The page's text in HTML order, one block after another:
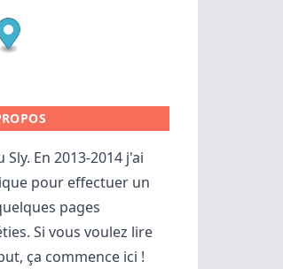
En 2013-2014 j'ai
pour effectuer un
pages
Si vous voulez lire
ça commence ici !